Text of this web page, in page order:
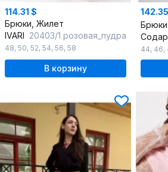
114.31 $
Брюки, Жилет
IVARI 20403/1 розовая_пудра
48, 50, 52, 54, 56, 58
В корзину
44, 46,